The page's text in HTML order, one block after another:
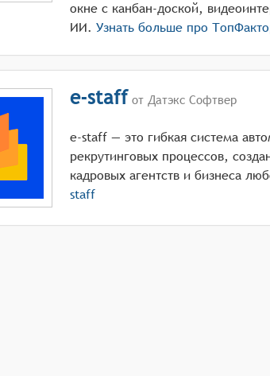
окне с канбан-доской,
ИИ. Узнать больше про
e-staff от Датэкс Софтвер
e-staff — это гибкая система
рекрутинговых процессов,
кадровых агентств и бизнеса
staff